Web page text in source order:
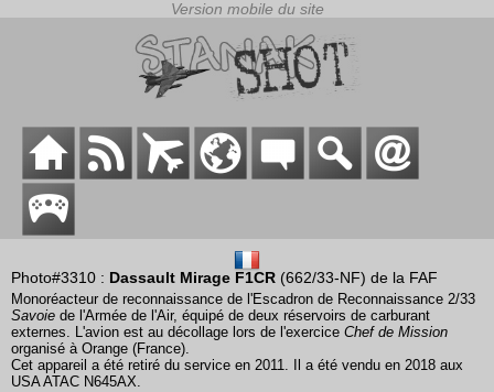
Photo#3310 : Dassault Mirage F1CR (662/33-NF) de la FAF
Monoréacteur de reconnaissance de l'Escadron de Reconnaissance 2/33
Savoie de l'Armée de l'Air, équipé de deux réservoirs de carburant
externes. L'avion est au décollage lors de l'exercice Chef de Mission
organisé à Orange (France).
Cet appareil a été retiré du service en 2011. Il a été vendu en 2018 aux
USA ATAC N645AX.